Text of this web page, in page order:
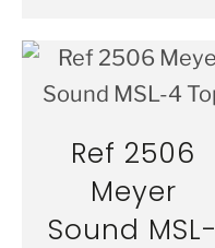
Ref 2506
Meyer
Sound MSL-